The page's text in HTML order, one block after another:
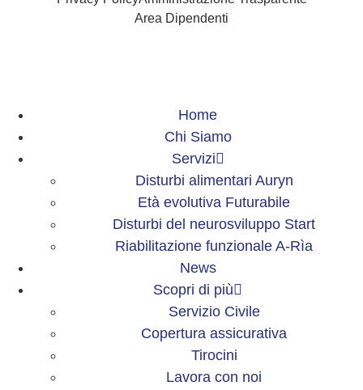
Area Dipendenti
Home
Chi Siamo
Servizi
Disturbi alimentari Auryn
Età evolutiva Futurabile
Disturbi del neurosviluppo Start
Riabilitazione funzionale A-Rìa
News
Scopri di più
Servizio Civile
Copertura assicurativa
Tirocini
Lavora con noi